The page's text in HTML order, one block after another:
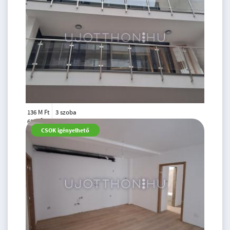
136 M Ft
62 m2
3 szoba
2.
emelet
CSOK igényelhető